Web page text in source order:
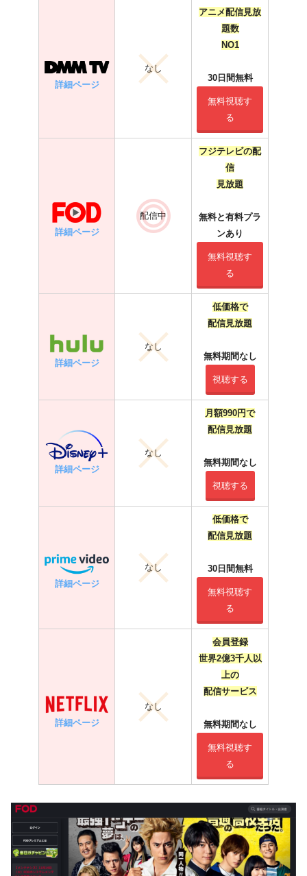
詳細ページ
なし
アニメ配信見放
題数
NO1
30日間無料
無料視聴す
る
詳細ページ
配信中
フジテレビの配
信
見放題
無料と有料プラ
ンあり
無料視聴す
る
詳細ページ
なし
低価格で
配信見放題
無料期間なし
視聴する
詳細ページ
なし
月額990円で
配信見放題
無料期間なし
視聴する
詳細ページ
なし
低価格で
配信見放題
30日間無料
無料視聴す
る
詳細ページ
なし
会員登録
世界2億3千人以
上の
配信サービス
無料期間なし
無料視聴す
る